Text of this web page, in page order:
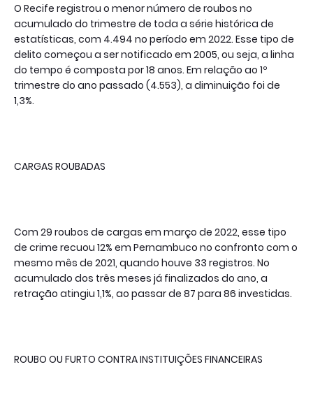
O Recife registrou o menor número de roubos no
acumulado do trimestre de toda a série histórica de
estatísticas, com 4.494 no período em 2022. Esse tipo de
delito começou a ser notificado em 2005, ou seja, a linha
do tempo é composta por 18 anos. Em relação ao 1º
trimestre do ano passado (4.553), a diminuição foi de
1,3%.
CARGAS ROUBADAS
Com 29 roubos de cargas em março de 2022, esse tipo
de crime recuou 12% em Pernambuco no confronto com o
mesmo mês de 2021, quando houve 33 registros. No
acumulado dos três meses já finalizados do ano, a
retração atingiu 1,1%, ao passar de 87 para 86 investidas.
ROUBO OU FURTO CONTRA INSTITUIÇÕES FINANCEIRAS